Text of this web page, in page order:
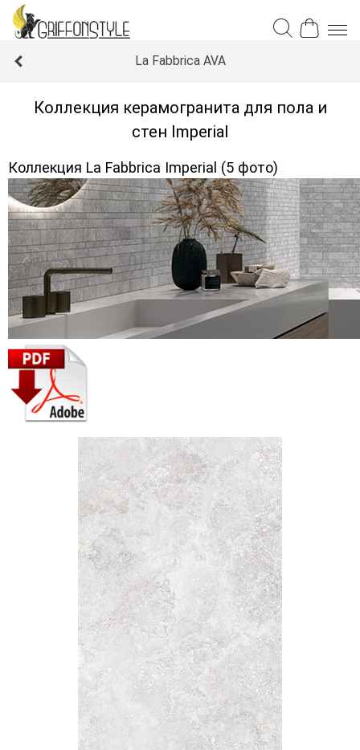
La Fabbrica AVA
Коллекция керамогранита для пола и
стен Imperial
Коллекция La Fabbrica Imperial (5 фото)